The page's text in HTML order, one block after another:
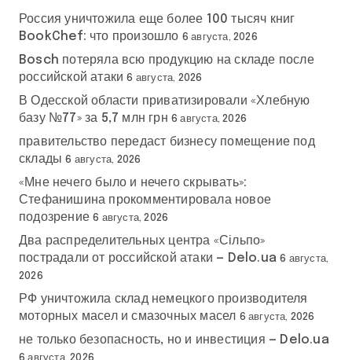
Россия уничтожила еще более 100 тысяч книг
BookChef: что произошло 6 августа, 2026
Bosch потеряла всю продукцию на складе после
российской атаки 6 августа, 2026
В Одесской области приватизировали «Хлебную
базу №77» за 5,7 млн грн 6 августа, 2026
правительство передаст бизнесу помещение под
склады 6 августа, 2026
«Мне нечего было и нечего скрывать»:
Стефанишина прокомментировала новое
подозрение 6 августа, 2026
Два распределительных центра «Сільпо»
пострадали от российской атаки — Delo.ua 6 августа,
2026
РФ уничтожила склад немецкого производителя
моторных масел и смазочных масел 6 августа, 2026
не только безопасность, но и инвестиция — Delo.ua